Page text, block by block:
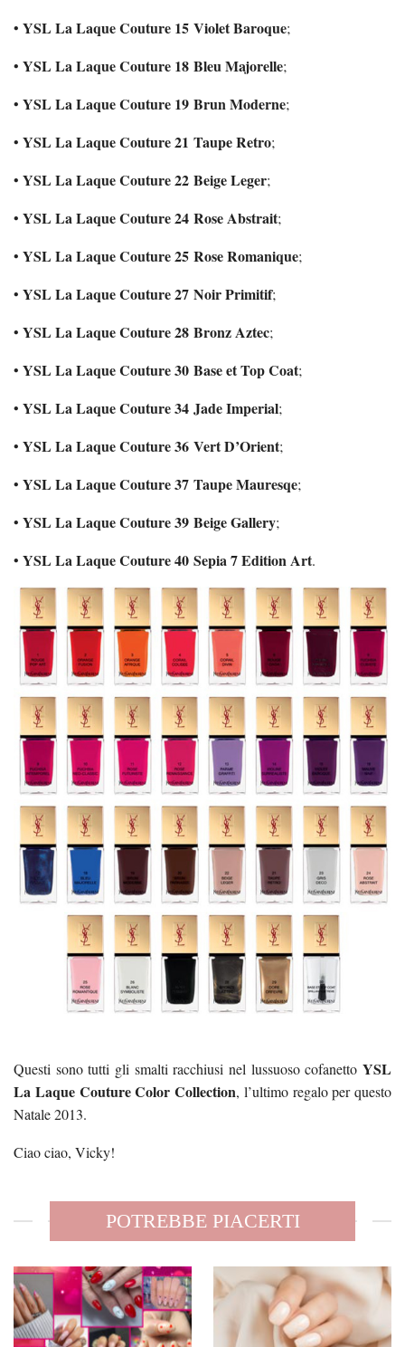
• YSL La Laque Couture 15 Violet Baroque;
• YSL La Laque Couture 18 Bleu Majorelle;
• YSL La Laque Couture 19 Brun Moderne;
• YSL La Laque Couture 21 Taupe Retro;
• YSL La Laque Couture 22 Beige Leger;
• YSL La Laque Couture 24 Rose Abstrait;
• YSL La Laque Couture 25 Rose Romanique;
• YSL La Laque Couture 27 Noir Primitif;
• YSL La Laque Couture 28 Bronz Aztec;
• YSL La Laque Couture 30 Base et Top Coat;
• YSL La Laque Couture 34 Jade Imperial;
• YSL La Laque Couture 36 Vert D’Orient;
• YSL La Laque Couture 37 Taupe Mauresqe;
• YSL La Laque Couture 39 Beige Gallery;
• YSL La Laque Couture 40 Sepia 7 Edition Art.
Questi sono tutti gli smalti racchiusi nel lussuoso cofanetto YSL
La Laque Couture Color Collection, l’ultimo regalo per questo
Natale 2013.
Ciao ciao, Vicky!
POTREBBE PIACERTI